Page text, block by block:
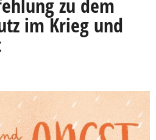
zu dem
im Krieg und